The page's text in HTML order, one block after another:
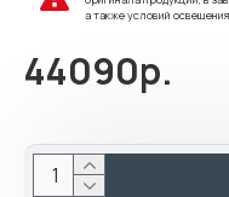
а также условий
44090р.